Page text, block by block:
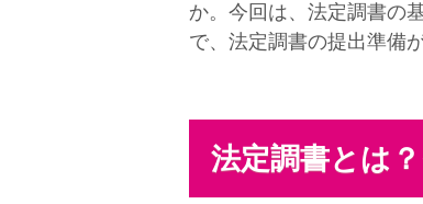
か。今回は、法定調書の
で、法定調書の提出準備
法定調書とは